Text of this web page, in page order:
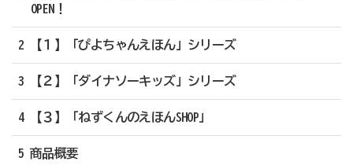
OPEN！
2 【１】「ぴよちゃんえほん」シリーズ
3 【２】「ダイナソーキッズ」シリーズ
4 【３】「ねずくんのえほんSHOP」
5 商品概要